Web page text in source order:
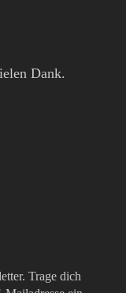
Dank.
Trage dich